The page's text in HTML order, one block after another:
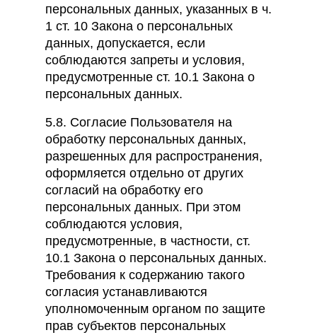
персональных данных, указанных в ч.
1 ст. 10 Закона о персональных
данных, допускается, если
соблюдаются запреты и условия,
предусмотренные ст. 10.1 Закона о
персональных данных.
5.8. Согласие Пользователя на
обработку персональных данных,
разрешенных для распространения,
оформляется отдельно от других
согласий на обработку его
персональных данных. При этом
соблюдаются условия,
предусмотренные, в частности, ст.
10.1 Закона о персональных данных.
Требования к содержанию такого
согласия устанавливаются
уполномоченным органом по защите
прав субъектов персональных